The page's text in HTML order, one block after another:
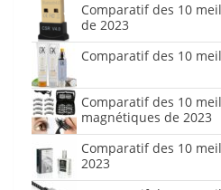
Comparatif des 10
de 2023
Comparatif des 10
Comparatif des 10
magnétiques de 2023
Comparatif des 10
2023